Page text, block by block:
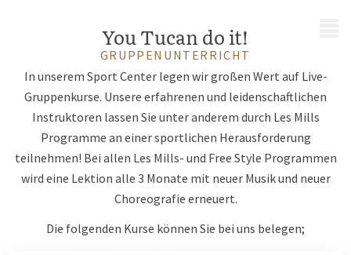
You Tucan do it!
GRUPPENUNTERRICHT
In unserem Sport Center legen wir großen Wert auf Live-
Gruppenkurse. Unsere erfahrenen und leidenschaftlichen
Instruktoren lassen Sie unter anderem durch Les Mills
Programme an einer sportlichen Herausforderung
teilnehmen! Bei allen Les Mills- und Free Style Programmen
wird eine Lektion alle 3 Monate mit neuer Musik und neuer
Choreografie erneuert.
Die folgenden Kurse können Sie bei uns belegen;